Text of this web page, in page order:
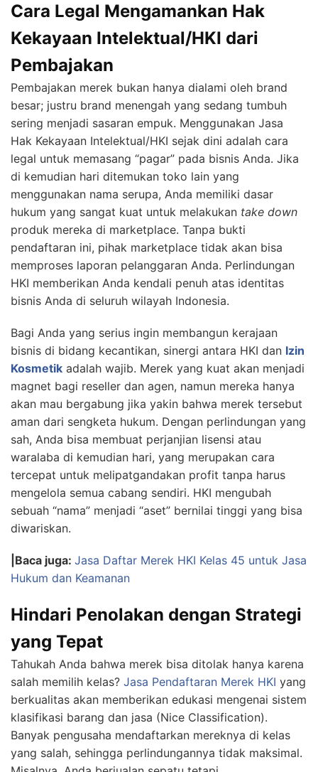
Cara Legal Mengamankan Hak
Kekayaan Intelektual/HKI dari
Pembajakan
Pembajakan merek bukan hanya dialami oleh brand
besar; justru brand menengah yang sedang tumbuh
sering menjadi sasaran empuk. Menggunakan Jasa
Hak Kekayaan Intelektual/HKI sejak dini adalah cara
legal untuk memasang “pagar” pada bisnis Anda. Jika
di kemudian hari ditemukan toko lain yang
menggunakan nama serupa, Anda memiliki dasar
hukum yang sangat kuat untuk melakukan take down
produk mereka di marketplace. Tanpa bukti
pendaftaran ini, pihak marketplace tidak akan bisa
memproses laporan pelanggaran Anda. Perlindungan
HKI memberikan Anda kendali penuh atas identitas
bisnis Anda di seluruh wilayah Indonesia.
Bagi Anda yang serius ingin membangun kerajaan
bisnis di bidang kecantikan, sinergi antara HKI dan Izin
Kosmetik adalah wajib. Merek yang kuat akan menjadi
magnet bagi reseller dan agen, namun mereka hanya
akan mau bergabung jika yakin bahwa merek tersebut
aman dari sengketa hukum. Dengan perlindungan yang
sah, Anda bisa membuat perjanjian lisensi atau
waralaba di kemudian hari, yang merupakan cara
tercepat untuk melipatgandakan profit tanpa harus
mengelola semua cabang sendiri. HKI mengubah
sebuah “nama” menjadi “aset” bernilai tinggi yang bisa
diwariskan.
|Baca juga: Jasa Daftar Merek HKI Kelas 45 untuk Jasa
Hukum dan Keamanan
Hindari Penolakan dengan Strategi
yang Tepat
Tahukah Anda bahwa merek bisa ditolak hanya karena
salah memilih kelas? Jasa Pendaftaran Merek HKI yang
berkualitas akan memberikan edukasi mengenai sistem
klasifikasi barang dan jasa (Nice Classification).
Banyak pengusaha mendaftarkan mereknya di kelas
yang salah, sehingga perlindungannya tidak maksimal.